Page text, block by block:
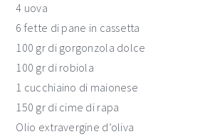
4 uova
6 fette di pane in cassetta
100 gr di gorgonzola dolce
100 gr di robiola
1 cucchiaino di maionese
150 gr di cime di rapa
Olio extravergine d’oliva